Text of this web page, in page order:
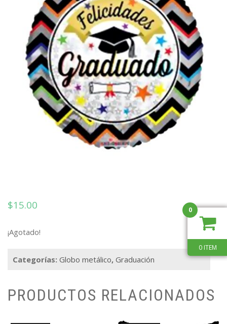
$15.00
¡Agotado!
Categorías: Globo metálico, Graduación
PRODUCTOS RELACIONADOS
0
0 ITEM